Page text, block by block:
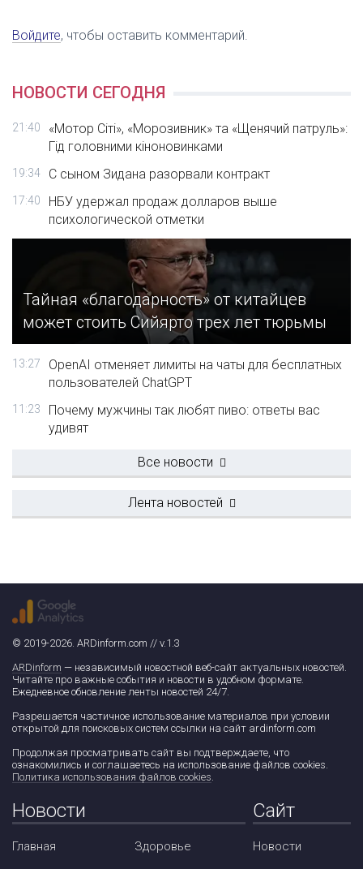
Войдите, чтобы оставить комментарий.
НОВОСТИ СЕГОДНЯ
21:40
«Мотор Сіті», «Морозивник» та «Щенячий патруль»:
Гід головними кіноновинками
19:34 С сыном Зидана разорвали контракт
17:40
НБУ удержал продаж долларов выше
психологической отметки
Тайная «благодарность» от китайцев
может стоить Сийярто трех лет тюрьмы
13:27
OpenAI отменяет лимиты на чаты для бесплатных
пользователей ChatGPT
11:23
Почему мужчины так любят пиво: ответы вас
удивят
Все новости
Лента новостей
© 2019-2026. ARDinform.com // v.1.3
ARDinform — независимый новостной веб-сайт актуальных новостей.
Читайте про важные события и новости в удобном формате.
Ежедневное обновление ленты новостей 24/7.
Разрешается частичное использование материалов при условии
открытой для поисковых систем ссылки на сайт ardinform.com
Продолжая просматривать сайт вы подтверждаете, что
ознакомились и соглашаетесь на использование файлов cookies.
Политика использования файлов cookies.
Новости
Главная Здоровье
Сайт
Новости